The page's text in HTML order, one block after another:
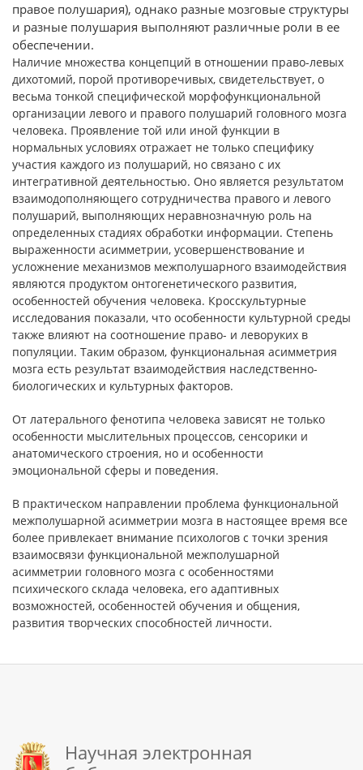
правое полушария), однако разные мозговые структуры
и разные полушария выполняют различные роли в ее
обеспечении.
Наличие множества концепций в отношении право-левых
дихотомий, порой противоречивых, свидетельствует, о
весьма тонкой специфической морфофункциональной
организации левого и правого полушарий головного мозга
человека. Проявление той или иной функции в
нормальных условиях отражает не только специфику
участия каждого из полушарий, но связано с их
интегративной деятельностью. Оно является результатом
взаимодополняющего сотрудничества правого и левого
полушарий, выполняющих неравнозначную роль на
определенных стадиях обработки информации. Степень
выраженности асимметрии, усовершенствование и
усложнение механизмов межполушарного взаимодействия
являются продуктом онтогенетического развития,
особенностей обучения человека. Кросскультурные
исследования показали, что особенности культурной среды
также влияют на соотношение право- и леворуких в
популяции. Таким образом, функциональная асимметрия
мозга есть результат взаимодействия наследственно-
биологических и культурных факторов.
От латерального фенотипа человека зависят не только
особенности мыслительных процессов, сенсорики и
анатомического строения, но и особенности
эмоциональной сферы и поведения.
В практическом направлении проблема функциональной
межполушарной асимметрии мозга в настоящее время все
более привлекает внимание психологов с точки зрения
взаимосвязи функциональной межполушарной
асимметрии головного мозга с особенностями
психического склада человека, его адаптивных
возможностей, особенностей обучения и общения,
развития творческих способностей личности.
Научная электронная